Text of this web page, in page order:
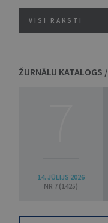
VISI RAKSTI
ŽURNĀLU KATALOGS /
14. JŪLIJS 2026
NR 7 (1425)